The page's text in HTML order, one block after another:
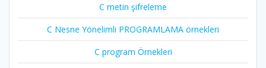
C metin şifreleme
C Nesne Yönelimli PROGRAMLAMA örnekleri
C program Örnekleri